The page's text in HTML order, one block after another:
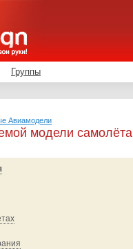
Группы
Авиамодели
модели самолёта